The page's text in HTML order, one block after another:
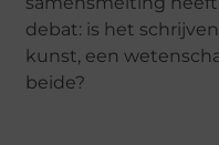
debat: is het
kunst, een
beide?